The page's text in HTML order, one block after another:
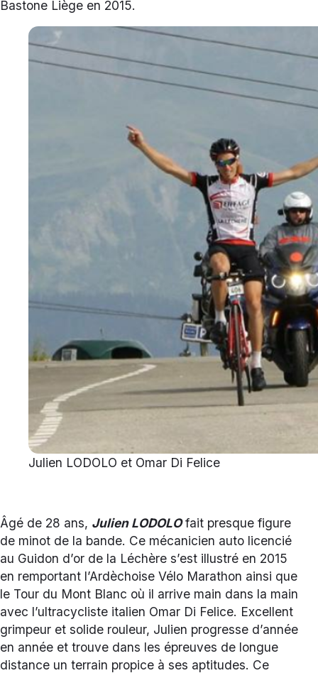
Bastone Liège en 2015.
Julien LODOLO et Omar Di Felice
Âgé de 28 ans, Julien LODOLOfait presque figure
de minot de la bande. Ce mécanicien auto licencié
au Guidon d’or de la Léchère s’est illustré en 2015
en remportant l’Ardèchoise Vélo Marathon ainsi que
le Tour du Mont Blanc où il arrive main dans la main
avec l’ultracycliste italien Omar Di Felice. Excellent
grimpeur et solide rouleur, Julien progresse d’année
en année et trouve dans les épreuves de longue
distance un terrain propice à ses aptitudes. Ce